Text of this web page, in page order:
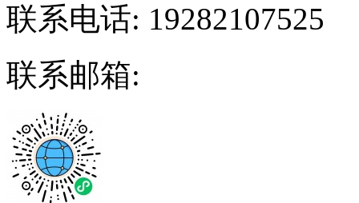
联系电话: 19282107525
联系邮箱: